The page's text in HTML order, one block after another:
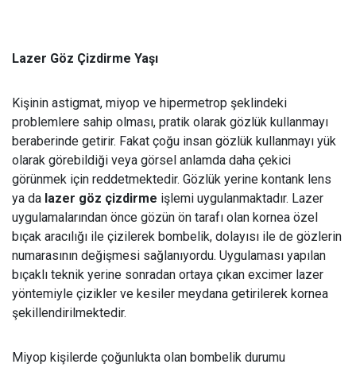
Lazer Göz Çizdirme Yaşı
Kişinin astigmat, miyop ve hipermetrop şeklindeki
problemlere sahip olması, pratik olarak gözlük kullanmayı
beraberinde getirir. Fakat çoğu insan gözlük kullanmayı yük
olarak görebildiği veya görsel anlamda daha çekici
görünmek için reddetmektedir. Gözlük yerine kontank lens
ya da lazer göz çizdirme işlemi uygulanmaktadır. Lazer
uygulamalarından önce gözün ön tarafı olan kornea özel
bıçak aracılığı ile çizilerek bombelik, dolayısı ile de gözlerin
numarasının değişmesi sağlanıyordu. Uygulaması yapılan
bıçaklı teknik yerine sonradan ortaya çıkan excimer lazer
yöntemiyle çizikler ve kesiler meydana getirilerek kornea
şekillendirilmektedir.
Miyop kişilerde çoğunlukta olan bombelik durumu